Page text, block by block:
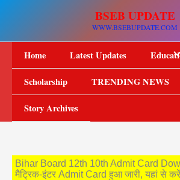
BSEB UPDATE
WWW.BSEBUPDATE.COM
Home Latest Updates
Scholarship TRENDING NEWS
Story Archives
Bihar Board 12th 10th Admit Card
मैट्रिक-इंटर Admit Card हुआ जारी, यहां से